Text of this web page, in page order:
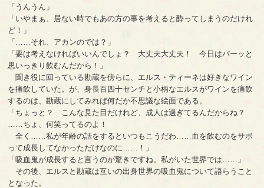
「うんうん」
「いやまぁ、居ない時でもあの方の事を考えると酔ってしまうのだけれ
ど！」
「……それ、アカンのでは？」
「要は考えなければいいんでしょ？ 大丈夫大丈夫！ 今日はパーッと
思いっきり飲むんだから！」
聞き役に回っている勘蔵を傍らに、エルス・ティーネは好きなワイン
を痛飲していた。が、身長百四十センチと小柄なエルスがワインを痛飲
するのは、勘蔵にしてみれば何だか不思議な絵面である。
「ちょっと？ こんな見た目だけれど、成人は過ぎてるんだからね？
……ちょ、何笑ってるのよ！
全く……私が年齢の話をするといつもこうだわ……血を飲むのをサボ
って成長してなかっただけなのに……！」
「吸血鬼が成長すると言うのが驚きですね。私がいた世界では……」
その後、エルスと勘蔵は互いの出身世界の吸血鬼について語らうこと
となった。